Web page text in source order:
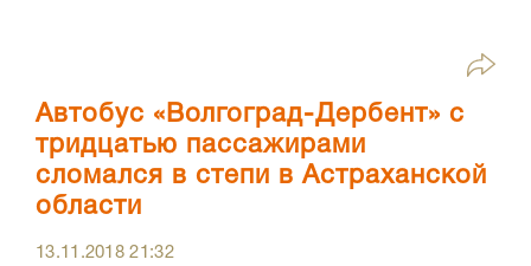
Автобус «Волгоград-Дербент» с
тридцатью пассажирами
сломался в степи в Астраханской
области
13.11.201821:32